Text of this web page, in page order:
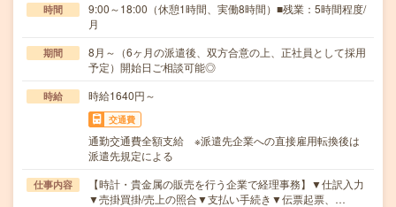
時間
9:00～18:00（休憩1時間、実働8時間）■残業：5時間程度/
月
期間
8月～（6ヶ月の派遣後、双方合意の上、正社員として採用
予定）開始日ご相談可能◎
時給 時給1640円～
交通費
通勤交通費全額支給 ※派遣先企業への直接雇用転換後は
派遣先規定による
仕事内容
【時計・貴金属の販売を行う企業で経理事務】▼仕訳入力
▼売掛買掛/売上の照合▼支払い手続き▼伝票起票、…